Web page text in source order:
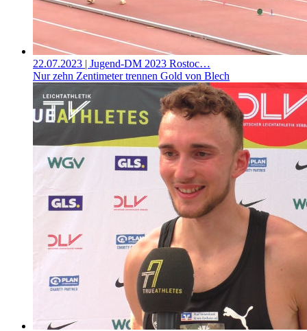
22.07.2023 | Jugend-DM 2023 Rostoc…
Nur zehn Zentimeter trennen Gold von Blech